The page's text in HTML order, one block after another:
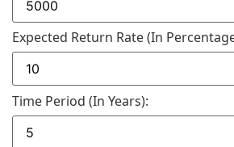
Expected Return Rate (in
Time Period (in Years):